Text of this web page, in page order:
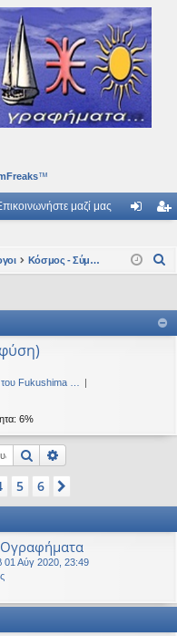
και όμορφα ταξίδια του
™
μαζί μας
δε ρα
ή
Κόσμος - Σύμπαν-Επιστήμη
ή
Fukushima …
6%
Αναζήτηση
5 6
01 Αύγ 2020, 23:49